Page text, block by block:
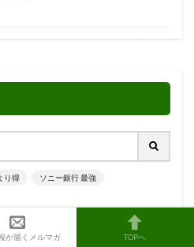
り得 ソニー銀行 最強
が届くメルマガ TOPへ